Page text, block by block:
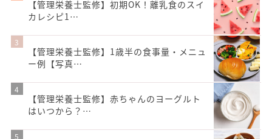
【管理栄養士監修】初期OK！離乳食のスイ
カレシピ1…
【管理栄養士監修】1歳半の食事量・メニュ
ー例【写真…
【管理栄養士監修】赤ちゃんのヨーグルト
はいつから？…